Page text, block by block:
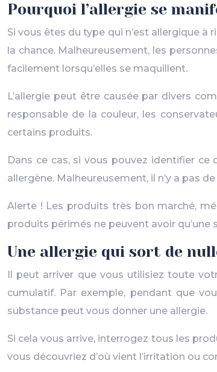
Pourquoi l’allergie se
Si vous êtes du type qui n’est allergique
la chance. Malheureusement, les
facilement lorsqu’elles se maquillent.
L’allergie peut être causée par divers
responsable de la couleur, les
certains produits.
Dans ce cas, si vous pouvez identifier
allergène. Malheureusement, il n’y a pas
Alerte ! Les produits très bon marché,
produits périmés ne peuvent avoir qu’une
Une allergie qui sort de
Il peut arriver que vous utilisiez toute
cumulatif. Par exemple, pendant que
substance peut vous donner une allergie.
Si cela vous arrive, interrogez tous les
vous découvriez d’où vient l’irritation ou